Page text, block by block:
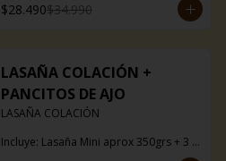
$28.490$34.990
LASAÑA COLACIÓN +
PANCITOS DE AJO
LASAÑA COLACIÓN
Incluye: Lasaña Mini aprox 350grs + 3